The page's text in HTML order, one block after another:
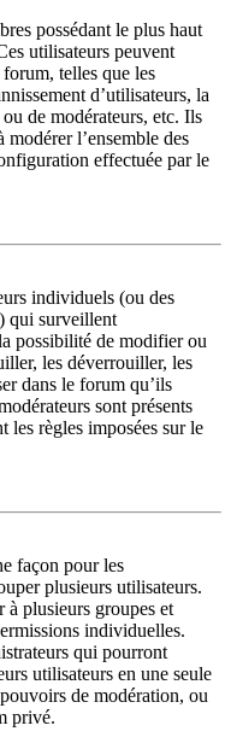
possédant le plus haut
utilisateurs peuvent
telles que les
d’utilisateurs, la
de modérateurs, etc. Ils
l’ensemble des
effectuée par le
individuels (ou des
qui surveillent
possibilité de modifier ou
les déverrouiller, les
dans le forum qu’ils
sont présents
les règles imposées sur le
façon pour les
plusieurs utilisateurs.
à plusieurs groupes et
individuelles.
qui pourront
utilisateurs en une seule
de modération, ou
privé.